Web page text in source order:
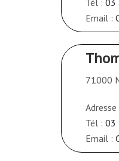
Tél : 03
Email :
71000
Tél : 03
Email :